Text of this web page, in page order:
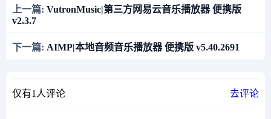
上一篇: VutronMusic|第三方网易云音乐播放器 便携版
v2.3.7
下一篇: AIMP|本地音频音乐播放器 便携版 v5.40.2691
仅有1人评论 去评论